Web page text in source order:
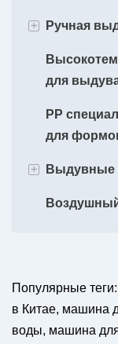
2-полосная
Выдувная
полостью
+ Ручная
Машина
для
для
PP
для
+
1 Формы
формы
Популярные
в Китае, машина
воды, машина